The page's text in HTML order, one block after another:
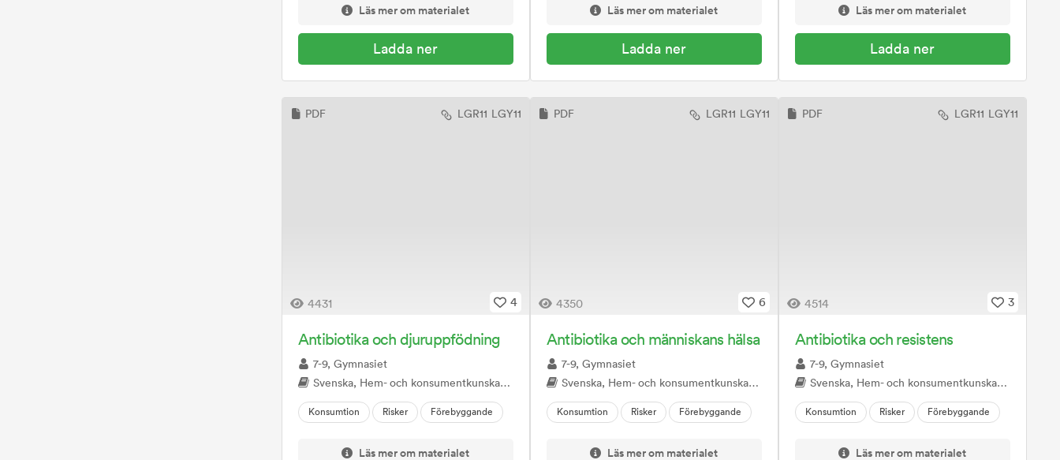
Läs mer om materialet
Ladda ner
Läs mer om materialet
Ladda ner
Läs mer om materialet
Ladda ner
PDF LGR11 LGY11
4431 4
Antibiotika och djuruppfödning
7-9, Gymnasiet
Svenska, Hem- och konsumentkunskap, Samhällskunskap, Geografi, Naturkunskap, Biologi
Konsumtion Risker Förebyggande
Läs mer om materialet
PDF LGR11 LGY11
4350 6
Antibiotika och människans hälsa
7-9, Gymnasiet
Svenska, Hem- och konsumentkunskap, Samhällskunskap, Geografi, Naturkunskap, Biologi
Konsumtion Risker Förebyggande
Läs mer om materialet
PDF LGR11 LGY11
4514 3
Antibiotika och resistens
7-9, Gymnasiet
Svenska, Hem- och konsumentkunskap, Samhällskunskap, Geografi, Naturkunskap, Biologi
Konsumtion Risker Förebyggande
Läs mer om materialet